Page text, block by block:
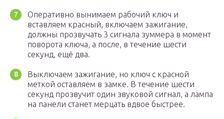
Оперативно вынимаем рабочий ключ и
вставляем красный, включаем зажигание,
должны прозвучать 3 сигнала зуммера в момент
поворота ключа, а после, в течение шести
секунд, ещё два.
Выключаем зажигание, но ключ с красной
меткой оставляем в замке. В течение шести
секунд прозвучит один звуковой сигнал, а лампа
на панели станет мерцать вдвое быстрее.